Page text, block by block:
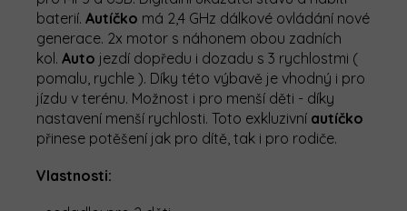
baterií. Autíčko má 2,4 GHz dálkové ovládání nové
generace. 2x motor s náhonem obou zadních
kol. Auto jezdí dopředu i dozadu s 3 rychlostmi (
pomalu, rychle ). Díky této výbavě je vhodný i pro
jízdu v terénu. Možnost i pro menší děti - díky
nastavení menší rychlosti. Toto exkluzivní autíčko
přinese potěšení jak pro dítě, tak i pro rodiče.
Vlastnosti: